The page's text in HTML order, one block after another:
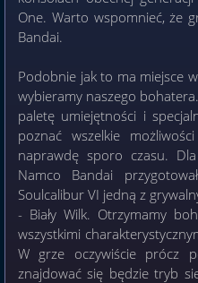
One. Warto wspomnieć, że
Bandai.
Podobnie jak to ma miejsce
wybieramy naszego
paletę umiejętności i
poznać wszelkie
naprawdę sporo czasu.
Namco Bandai
Soulcalibur VI jedną z
- Biały Wilk. Otrzymamy
wszystkimi
W grze oczywiście prócz
znajdować się będzie tryb